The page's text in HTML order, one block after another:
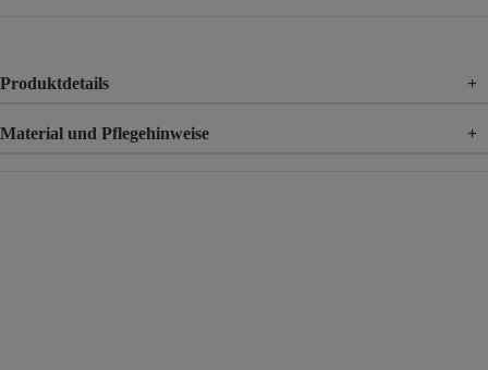
Produktdetails +
Material und Pflegehinweise +